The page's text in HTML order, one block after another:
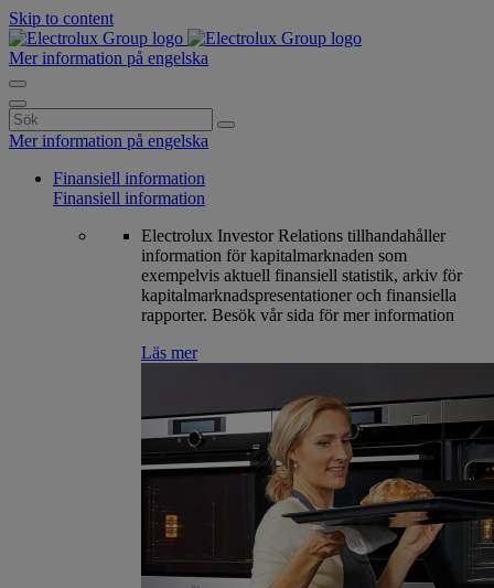
Skip to content
Mer information på engelska
Search
for:
Mer information på engelska
Finansiell information
Finansiell information
Electrolux Investor Relations tillhandahåller
information för kapitalmarknaden som
exempelvis aktuell finansiell statistik, arkiv för
kapitalmarknadspresentationer och finansiella
rapporter. Besök vår sida för mer information
Läs mer